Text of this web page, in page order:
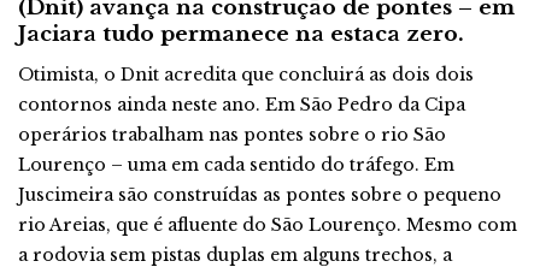
(Dnit) avança na construção de pontes – em
Jaciara tudo permanece na estaca zero.
Otimista, o Dnit acredita que concluirá as dois dois
contornos ainda neste ano. Em São Pedro da Cipa
operários trabalham nas pontes sobre o rio São
Lourenço – uma em cada sentido do tráfego. Em
Juscimeira são construídas as pontes sobre o pequeno
rio Areias, que é afluente do São Lourenço. Mesmo com
a rodovia sem pistas duplas em alguns trechos, a